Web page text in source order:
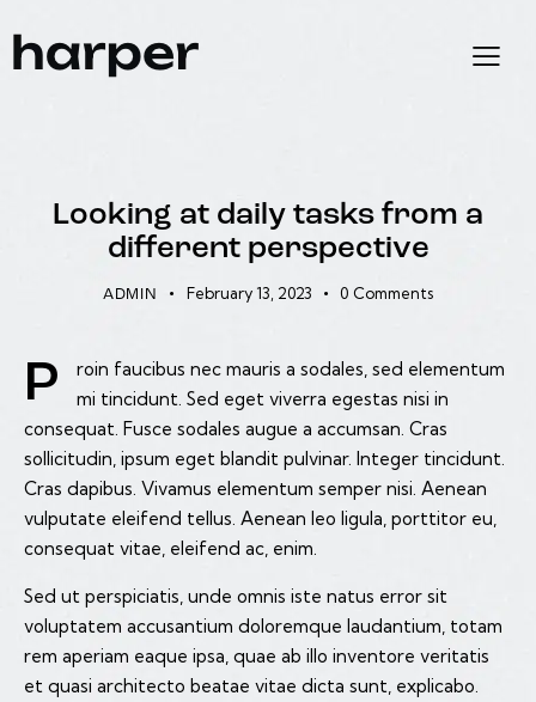
Looking at daily tasks from a
different perspective
ADMIN February 13, 2023 0 Comments
Proin faucibus nec mauris a sodales, sed elementum
mi tincidunt. Sed eget viverra egestas nisi in
consequat. Fusce sodales augue a accumsan. Cras
sollicitudin, ipsum eget blandit pulvinar. Integer tincidunt.
Cras dapibus. Vivamus elementum semper nisi. Aenean
vulputate eleifend tellus. Aenean leo ligula, porttitor eu,
consequat vitae, eleifend ac, enim.
Sed ut perspiciatis, unde omnis iste natus error sit
voluptatem accusantium doloremque laudantium, totam
rem aperiam eaque ipsa, quae ab illo inventore veritatis
et quasi architecto beatae vitae dicta sunt, explicabo.